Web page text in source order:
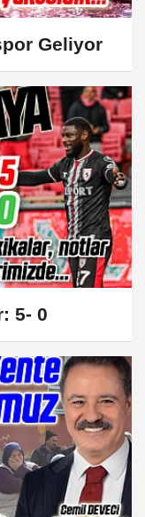
Geliyor
5- 0